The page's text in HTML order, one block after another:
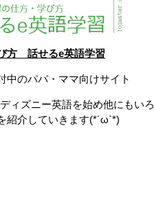
方 話せるe英語学習
中のパパ・ママ向けサイト
ィズニー英語を始め他にもいろ
紹介していきます(*´ω`*)